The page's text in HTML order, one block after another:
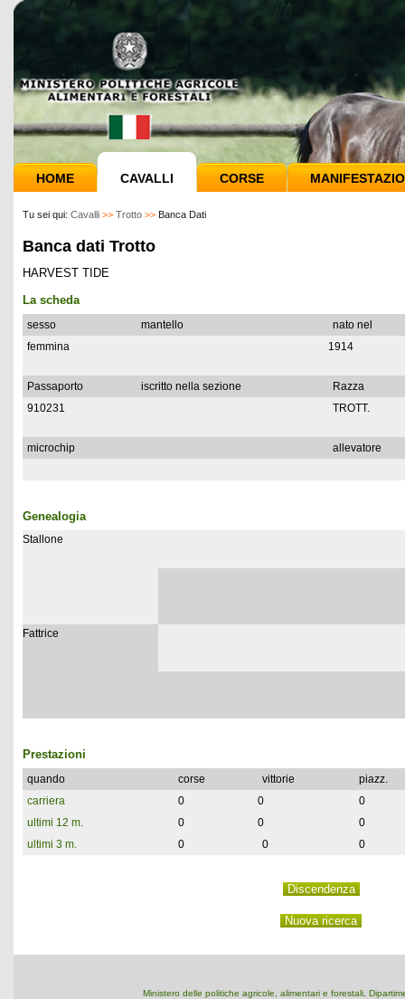
HOME CAVALLI CORSE
Tu sei qui: Cavalli >> Trotto >> Banca Dati
Banca dati Trotto
HARVEST TIDE
La scheda
sesso mantello
nato nel
femmina
1914
Passaporto iscritto nella sezione
Razza
910231
TROTT.
microchip allevatore
Genealogia
Stallone
Fattrice
Prestazioni
quando corse vittorie
piazz.
carriera
0 0
0
ultimi 12 m.
0 0
0
ultimi 3 m.
0 0 0
Ministero delle politiche agricole, alimentari e forestali,